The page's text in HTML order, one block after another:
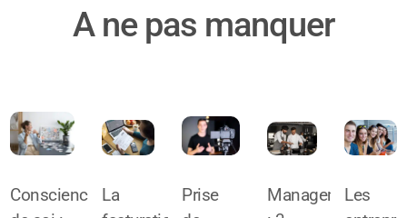
A ne pas manquer
Conscience
La
Prise
Management
Les